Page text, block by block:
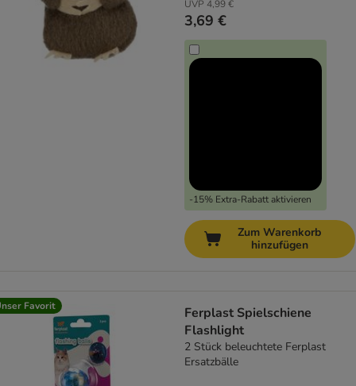
UVP 4,99 €
3,69 €
-15% Extra-Rabatt aktivieren
Zum Warenkorb
hinzufügen
Favorit
Ferplast Spielschiene
Flashlight
2 Stück beleuchtete Ferplast
Ersatzbälle